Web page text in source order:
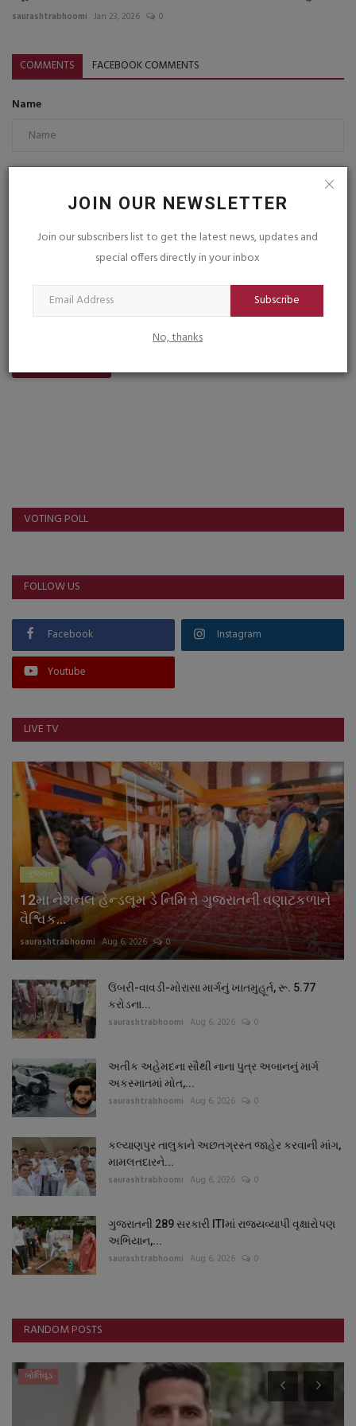
JOIN OUR NEWSLETTER
Join our subscribers list to get the latest news, updates and
special offers directly in your inbox
Subscribe
No, thanks
saurashtrabhoomi Jan 23, 2026 0
COMMENTS FACEBOOK COMMENTS
Name
Email
Comment
VOTING POLL
FOLLOW US
Facebook Instagram
Youtube
LIVE TV
ગુજરાત
12મા નેશનલ હેન્ડલૂમ ડે નિમિત્તે ગુજરાતની વણાટકળાને
વૈશ્વિક...
saurashtrabhoomi Aug 6, 2026 0
ઉંબરી-વાવડી-મોરાસા માર્ગનું ખાતમુહૂર્ત, રૂ. 5.77
કરોડના...
saurashtrabhoomi Aug 6, 2026 0
અતીક અહેમદના સૌથી નાના પુત્ર અબાનનું માર્ગ
અકસ્માતમાં મોત,...
saurashtrabhoomi Aug 6, 2026 0
કલ્યાણપુર તાલુકાને અછતગ્રસ્ત જાહેર કરવાની માંગ,
મામલતદારને...
saurashtrabhoomi Aug 6, 2026 0
ગુજરાતની 289 સરકારી ITIમાં રાજ્યવ્યાપી વૃક્ષારોપણ
અભિયાન,...
saurashtrabhoomi Aug 6, 2026 0
RANDOM POSTS
બોલિવૂડ